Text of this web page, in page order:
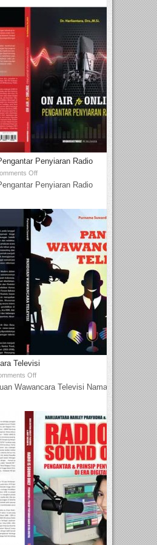
Penyiaran Radio
Off
Penyiaran Radio
Televisi
Off
Wawancara Televisi Nama